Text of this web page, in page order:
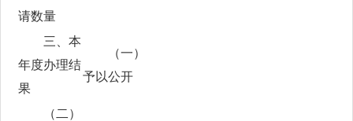
请数量
三、本
年度办理结
果
（一）
予以公开
（二）